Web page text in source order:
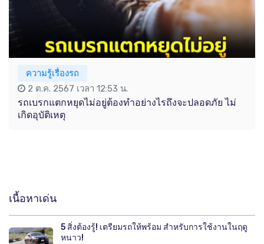
ความรู้เรื่องรถ
2 ต.ค. 2567 เวลา 12:53 น.
รถเบรกแตกหยุดไม่อยู่ต้องทำอย่างไรถึงจะปลอดภัย ไม่
เกิดอุบัติเหตุ
เนื้อหาเด่น
5 สิ่งต้องรู้! เตรียมรถให้พร้อม สำหรับการใช้งานในฤดู
หนาว!